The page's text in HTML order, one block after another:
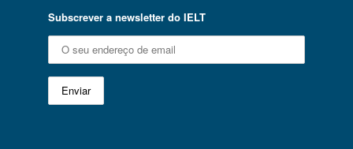
Subscrever a newsletter do IELT